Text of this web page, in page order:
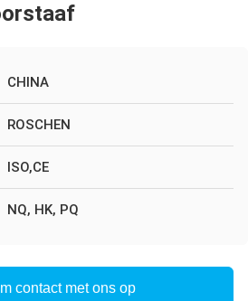
CHINA
ROSCHEN
ISO,CE
NQ, HK, PQ
contact met ons op